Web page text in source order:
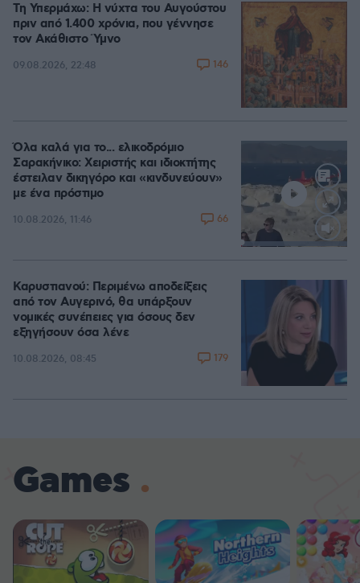
Τη Υπερμάχω: Η νύχτα του Αυγούστου
πριν από 1.400 χρόνια, που γέννησε
τον Ακάθιστο Ύμνο
09.08.2026, 22:48 146
Loaded
Όλα καλά για το... ελικοδρόμιο
Σαρακήνικο: Χειριστής και ιδιοκτήτης
έστειλαν δικηγόρο και «κινδυνεύουν»
με ένα πρόστιμο
10.08.2026, 11:46 66
Καρυστιανού: Περιμένω αποδείξεις
από τον Αυγερινό, θα υπάρξουν
νομικές συνέπειες για όσους δεν
εξηγήσουν όσα λένε
10.08.2026, 08:45 179
Games